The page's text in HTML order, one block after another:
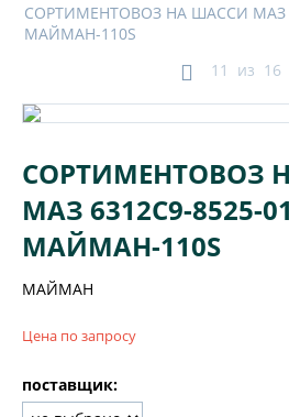
СОРТИМЕНТОВОЗ НА ШАССИ МАЗ
МАЙМАН-110S
11
из 16
СОРТИМЕНТОВОЗ
МАЗ 6312C9-8525-
МАЙМАН-110S
МАЙМАН
Цена по запросу
поставщик: